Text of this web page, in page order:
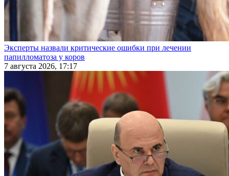
Эксперты назвали критические ошибки при лечении
папилломатоза у коров
7 августа 2026, 17:17